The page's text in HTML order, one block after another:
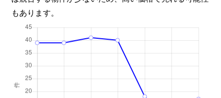
もあります。